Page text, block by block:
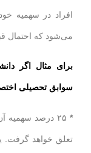
افراد در سهمیه
می‌شود که احتمال
سوابق تحصیلی
*